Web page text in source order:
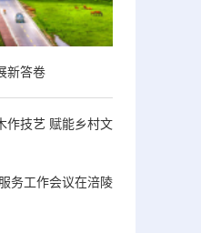
新答卷
作技艺 赋能乡村文
务工作会议在涪陵